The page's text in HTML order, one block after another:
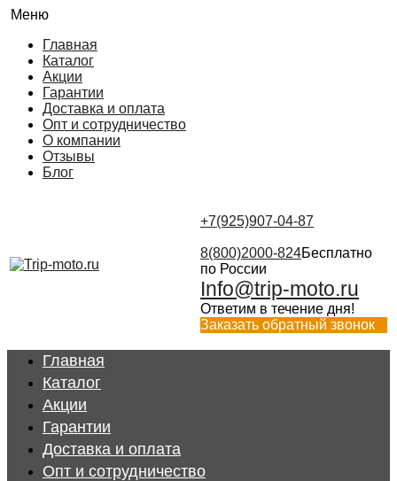
Меню
Главная
Каталог
Акции
Гарантии
Доставка и оплата
Опт и сотрудничество
О компании
Отзывы
Блог
+7(925)907-04-87
8(800)2000-824Бесплатно
по России
Info@trip-moto.ru
Ответим в течение дня!
Заказать обратный звонок
Главная
Каталог
Акции
Гарантии
Доставка и оплата
Опт и сотрудничество